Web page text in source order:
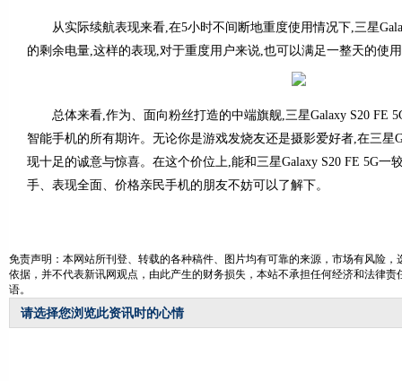
从实际续航表现来看,在5小时不间断地重度使用情况下,三星
的剩余电量,这样的表现,对于重度用户来说,也可以满足一整天的使
总体来看,作为、面向粉丝打造的中端旗舰,三星Galaxy S20 FE
智能手机的所有期许。无论你是游戏发烧友还是摄影爱好者,在三星
现十足的诚意与惊喜。在这个价位上,能和三星Galaxy S20 FE 5G一
手、表现全面、价格亲民手机的朋友不妨可以了解下。
免责声明：本网站所刊登、转载的各种稿件、图片均有可靠的来源，市场有风险
依据，并不代表新讯网观点，由此产生的财务损失，本站不承担任何经济和法律
语。
请选择您浏览此资讯时的心情